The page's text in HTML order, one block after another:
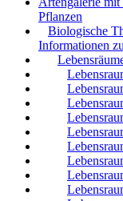
Pflanzen
Biologische
Informationen